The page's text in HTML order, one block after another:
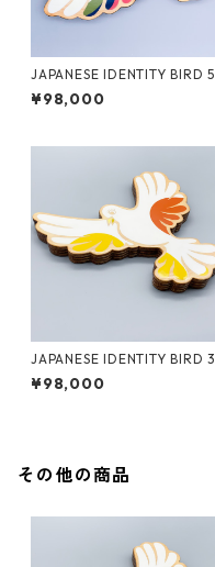
JAPANESE IDENTITY BIRD 5
¥98,000
JAPANESE IDENTITY BIRD 3
¥98,000
その他の商品